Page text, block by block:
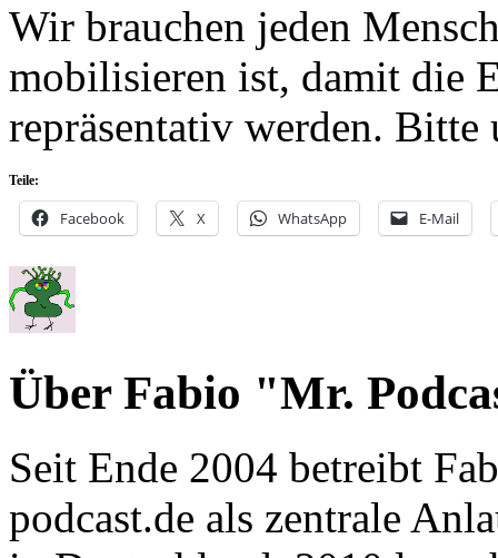
Wir brauchen jeden
mobilisieren ist, damit die
repräsentativ werden.
Teile:
Facebook X WhatsApp E-Mail
Über Fabio "Mr.
Seit Ende 2004 betreibt
podcast.de als zentrale